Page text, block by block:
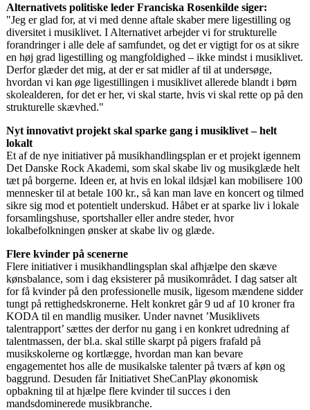
Alternativets politiske leder Franciska Rosenkilde siger:
"Jeg er glad for, at vi med denne aftale skaber mere ligestilling og
diversitet i musiklivet. I Alternativet arbejder vi for strukturelle
forandringer i alle dele af samfundet, og det er vigtigt for os at sikre
en høj grad ligestilling og mangfoldighed – ikke mindst i musiklivet.
Derfor glæder det mig, at der er sat midler af til at undersøge,
hvordan vi kan øge ligestillingen i musiklivet allerede blandt i børn
skolealderen, for det er her, vi skal starte, hvis vi skal rette op på den
strukturelle skævhed."
Nyt innovativt projekt skal sparke gang i musiklivet – helt
lokalt
Et af de nye initiativer på musikhandlingsplan er et projekt igennem
Det Danske Rock Akademi, som skal skabe liv og musikglæde helt
tæt på borgerne. Ideen er, at hvis en lokal ildsjæl kan mobilisere 100
mennesker til at betale 100 kr., så kan man lave en koncert og tilmed
sikre sig mod et potentielt underskud. Håbet er at sparke liv i lokale
forsamlingshuse, sportshaller eller andre steder, hvor
lokalbefolkningen ønsker at skabe liv og glæde.
Flere kvinder på scenerne
Flere initiativer i musikhandlingsplan skal afhjælpe den skæve
kønsbalance, som i dag eksisterer på musikområdet. I dag satser alt
for få kvinder på den professionelle musik, ligesom mændene sidder
tungt på rettighedskronerne. Helt konkret går 9 ud af 10 kroner fra
KODA til en mandlig musiker. Under navnet ’Musiklivets
talentrapport’ sættes der derfor nu gang i en konkret udredning af
talentmassen, der bl.a. skal stille skarpt på pigers frafald på
musikskolerne og kortlægge, hvordan man kan bevare
engagementet hos alle de musikalske talenter på tværs af køn og
baggrund. Desuden får Initiativet SheCanPlay økonomisk
opbakning til at hjælpe flere kvinder til succes i den
mandsdominerede musikbranche.